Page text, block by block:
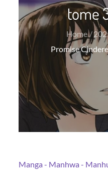
tome
Home
Promise
Manga - Manhwa -